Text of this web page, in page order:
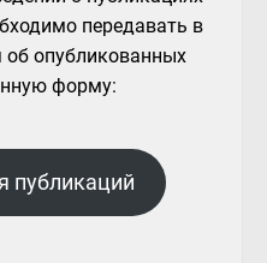
передавать в
об опубликованных
форму:
публикаций